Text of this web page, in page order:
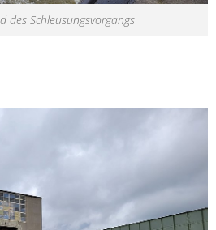
des Schleusungsvorgangs